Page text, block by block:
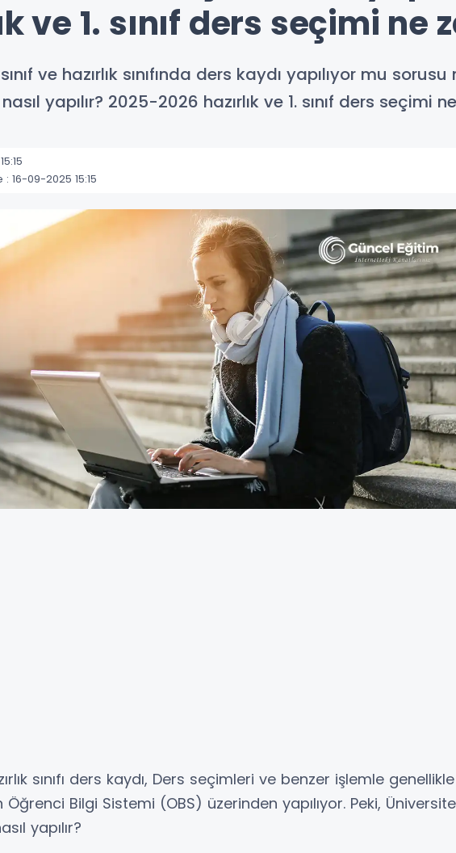
ve 1. sınıf ders seçimi ne
ve hazırlık sınıfında ders kaydı yapılıyor mu
yapılır? 2025-2026 hazırlık ve 1. sınıf ders seçimi
16-09-2025 15:15
sınıfı ders kaydı, Ders seçimleri ve benzer işlemle genellikle
Bilgi Sistemi (OBS) üzerinden yapılıyor. Peki, Üniversite
yapılır?